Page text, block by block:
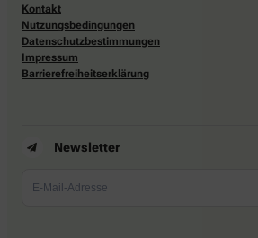
Kontakt
Nutzungsbedingungen
Datenschutzbestimmungen
Impressum
Barrierefreiheitserklärung
Newsletter